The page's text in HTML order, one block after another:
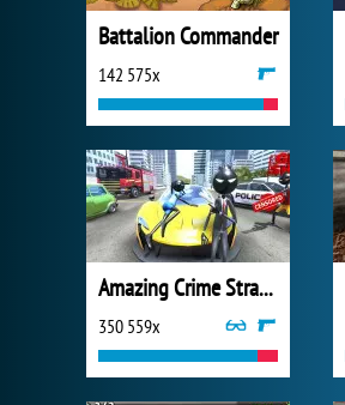
Battalion Commander
142 575x
Amazing Crime Strange Stickman
350 559x